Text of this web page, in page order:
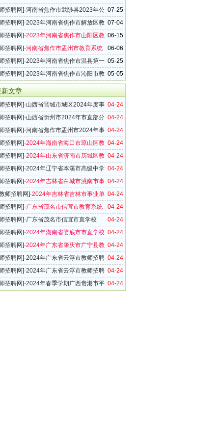
07-25
招聘网]·河南省焦作市武陟县2023年公
幼儿教师招聘公告（100名）
07-04
招聘网]·2023年河南省焦作市解放区教
施方案（34名）
06-15
招聘网]·2023年河南省焦作市山阳区教
章（36名）
06-06
招聘网]·河南省焦作市孟州市教育系统
师招聘简章（53名）
05-25
招聘网]·2023年河南省焦作市温县第一
教师招聘公告
05-05
招聘网]·2023年河南省焦作市沁阳市教
章
文章
04-24
招聘网]·山西省晋城市城区2024年度事
师招聘公告
04-24
招聘网]·山西省忻州市2024年市直部分
教师招聘公告
04-24
招聘网]·河南省焦作市孟州市2024年事
师招聘简章
04-24
招聘网]·2024年海南省海口市琼山区教
告（43名）
04-24
招聘网]·2024年山东省济南市历城区教
章（200名）
04-24
招聘网]·2024年辽宁省本溪市高级中学
（高中部）教师招聘公告
04-24
招聘网]·2024年吉林省白城市洮南市事
师招聘公告（6名）
04-24
师招聘网]·2024年吉林省吉林市事业单
聘公告
04-24
招聘网]·广东省茂名市信宜市教育系统
师招聘公告（42名）
04-24
招聘网]·广东省茂名市信宜市直学校
赴海南师范大学招聘教师考试成绩、入围体检
及体检公告
04-24
招聘网]·2024年湖南省娄底市市直学校
公告（75名）
04-24
招聘网]·2024年广东省肇庆市广宁县教
告（97名）
04-24
招聘网]·2024年广东省云浮市教师招聘
南师范大学站）
04-24
招聘网]·2024年广东省云浮市教师招聘
南师范大学大学城校区站）
04-24
招聘网]·2024年春季学期广西贵港市平